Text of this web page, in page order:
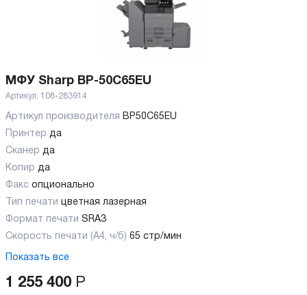
МФУ Sharp BP-50C65EU
Артикул: 108-283914
Артикул производителя BP50C65EU
Принтер да
Сканер да
Копир да
Факс опционально
Тип печати цветная лазерная
Формат печати SRA3
Скорость печати (А4, ч/б) 65 стр/мин
Показать все
1 255 400 Р